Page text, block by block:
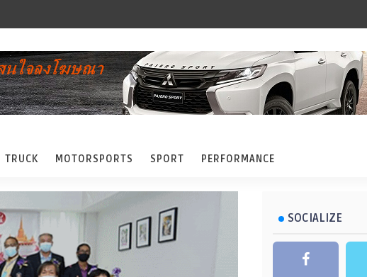
TRUCK MOTORSPORTS SPORT PERFORMANCE
SOCIALIZE